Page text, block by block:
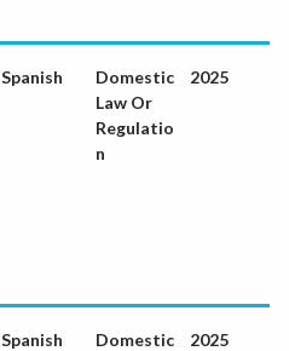
Spanish
Domestic
Law Or
Regulatio
n
2025
Spanish
Domestic
2025